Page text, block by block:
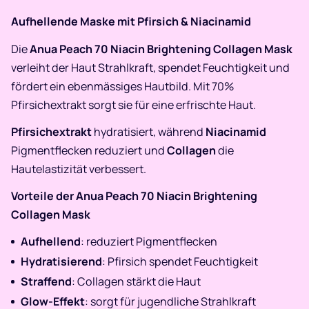
Aufhellende Maske mit Pfirsich & Niacinamid
DieAnua Peach 70 Niacin Brightening Collagen Mask
verleiht der Haut Strahlkraft, spendet Feuchtigkeit und
fördert ein ebenmässiges Hautbild. Mit 70%
Pfirsichextrakt sorgt sie für eine erfrischte Haut.
Pfirsichextrakthydratisiert, während Niacinamid
Pigmentflecken reduziert undCollagendie
Hautelastizität verbessert.
Vorteile der Anua Peach 70 Niacin Brightening
Collagen Mask
Aufhellend: reduziert Pigmentflecken
Hydratisierend: Pfirsich spendet Feuchtigkeit
Straffend: Collagen stärkt die Haut
Glow-Effekt: sorgt für jugendliche Strahlkraft